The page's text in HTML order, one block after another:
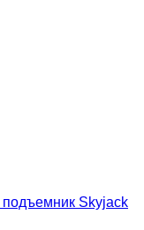
Skyjack